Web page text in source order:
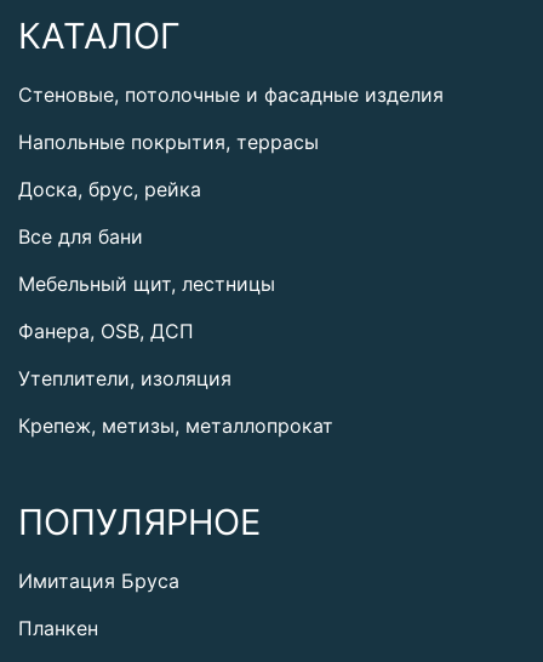
КАТАЛОГ
Стеновые, потолочные и фасадные изделия
Напольные покрытия, террасы
Доска, брус, рейка
Все для бани
Мебельный щит, лестницы
Фанера, OSB, ДСП
Утеплители, изоляция
Крепеж, метизы, металлопрокат
ПОПУЛЯРНОЕ
Имитация Бруса
Планкен